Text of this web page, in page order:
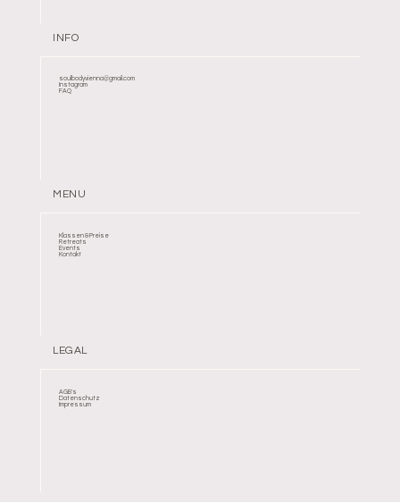
INFO
soulbodyvienna@gmail.com
Instagram
FAQ
MENU
Klassen & Preise
Retreats
Events
Kontakt
LEGAL
AGB's
Datenschutz
Impressum